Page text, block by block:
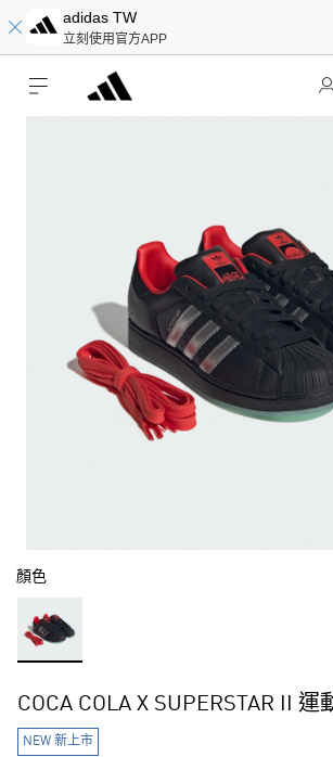
adidas TW
立刻使用官方APP
顏色
COCA COLA X SUPERSTAR II 運
NEW 新上市